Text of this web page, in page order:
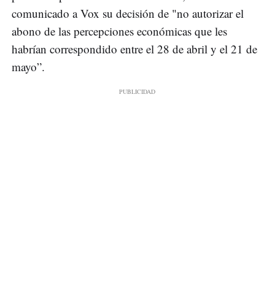
comunicado a Vox su decisión de "no autorizar el
abono de las percepciones económicas que les
habrían correspondido entre el 28 de abril y el 21 de
mayo”.